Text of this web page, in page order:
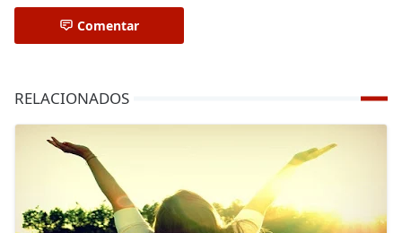
Comentar
RELACIONADOS